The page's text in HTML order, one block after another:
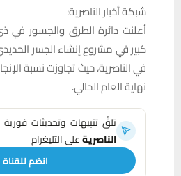
شبكة أخبار الناصرية:
أعلنت دائرة الطرق والجسور
كبير في مشروع إنشاء الجسر
نهاية العام الحالي.
تلقَّ تنبيهات وتحديثات فورية
الناصريةعلى التليغرام
انضم للقناة